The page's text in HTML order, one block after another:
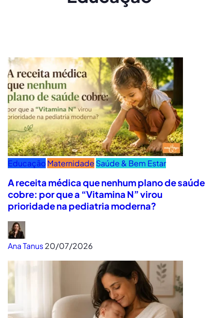
EducaçãoMaternidade Saúde & Bem Estar
A receita médica que nenhum plano de saúde
cobre: por que a “Vitamina N” virou
prioridade na pediatria moderna?
Ana Tanus20/07/2026